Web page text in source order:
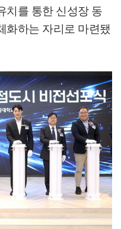
치를 통한 신성장 동
화하는 자리로 마련됐